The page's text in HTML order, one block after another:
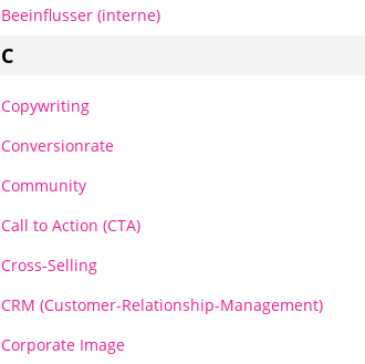
Beeinflusser (interne)
C
Copywriting
Conversionrate
Community
Call to Action (CTA)
Cross-Selling
CRM (Customer-Relationship-Management)
Corporate Image